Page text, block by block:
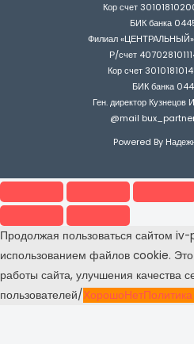
Кор счет
БИК банка
Филиал
Р/счет
Кор счет
БИК банка
Ген. директор Кузнецов
@mail
Powered By
Продолжая пользоваться сайтом
использованием файлов cookie.
работы сайта, улучшения качества
пользователей/ХорошоНет